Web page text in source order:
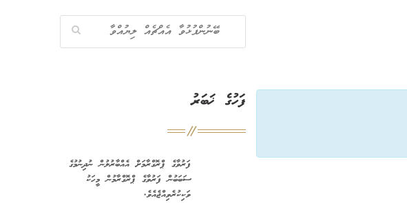
ފަހުގެ ޚަބަރު
ފަރުވާގެ ޕްރޮގްރާމަށް އެއްބާރުލުން ނުދިނުމުގެ
ސަބަބުން ފަރުވާގެ ޕްރޮގްރާމުން މީހަކު
ވަކިކުރެވިއްޖެއެވެ.